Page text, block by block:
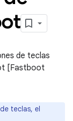
de teclas
[Fastboot
teclas, el